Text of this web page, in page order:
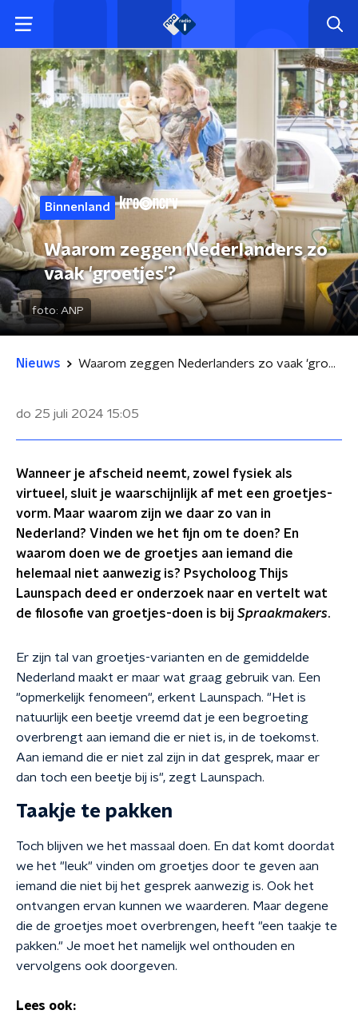
Binnenland
Waarom zeggen Nederlanders zo
vaak 'groetjes'?
foto: ANP
Nieuws Waarom zeggen Nederlanders zo vaak 'groetjes'?
do 25 juli 2024 15:05
Wanneer je afscheid neemt, zowel fysiek als
virtueel, sluit je waarschijnlijk af met een groetjes-
vorm. Maar waarom zijn we daar zo van in
Nederland? Vinden we het fijn om te doen? En
waarom doen we de groetjes aan iemand die
helemaal niet aanwezig is? Psycholoog Thijs
Launspach deed er onderzoek naar en vertelt wat
de filosofie van groetjes-doen is bij Spraakmakers.
Er zijn tal van groetjes-varianten en de gemiddelde
Nederland maakt er maar wat graag gebruik van. Een
"opmerkelijk fenomeen", erkent Launspach. "Het is
natuurlijk een beetje vreemd dat je een begroeting
overbrengt aan iemand die er niet is, in de toekomst.
Aan iemand die er niet zal zijn in dat gesprek, maar er
dan toch een beetje bij is", zegt Launspach.
Taakje te pakken
Toch blijven we het massaal doen. En dat komt doordat
we het "leuk" vinden om groetjes door te geven aan
iemand die niet bij het gesprek aanwezig is. Ook het
ontvangen ervan kunnen we waarderen. Maar degene
die de groetjes moet overbrengen, heeft "een taakje te
pakken." Je moet het namelijk wel onthouden en
vervolgens ook doorgeven.
Lees ook: